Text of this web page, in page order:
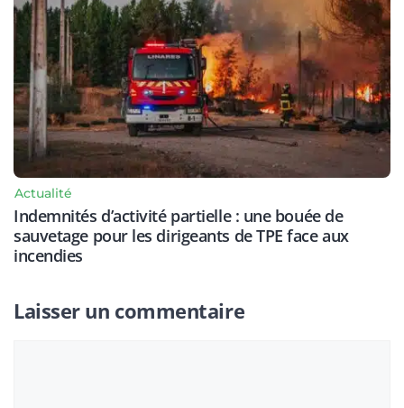
Actualité
Indemnités d’activité partielle : une bouée de
sauvetage pour les dirigeants de TPE face aux
incendies
Laisser un commentaire